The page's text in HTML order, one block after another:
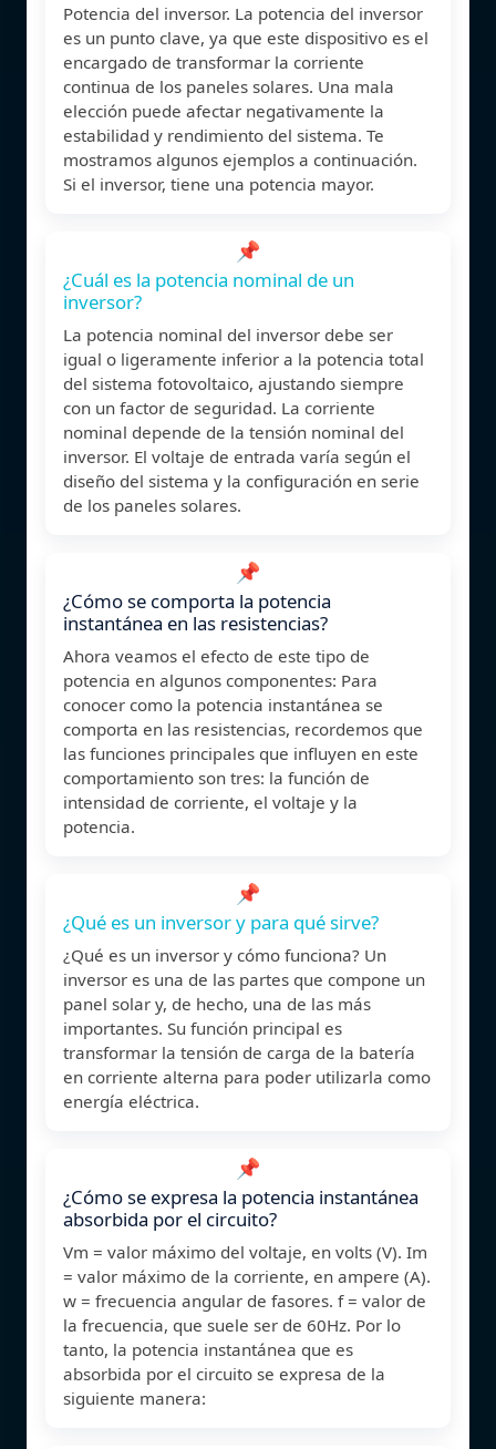
Potencia del inversor. La potencia del inversor
es un punto clave, ya que este dispositivo es el
encargado de transformar la corriente
continua de los paneles solares. Una mala
elección puede afectar negativamente la
estabilidad y rendimiento del sistema. Te
mostramos algunos ejemplos a continuación.
Si el inversor, tiene una potencia mayor.
📌
¿Cuál es la potencia nominal de un
inversor?
La potencia nominal del inversor debe ser
igual o ligeramente inferior a la potencia total
del sistema fotovoltaico, ajustando siempre
con un factor de seguridad. La corriente
nominal depende de la tensión nominal del
inversor. El voltaje de entrada varía según el
diseño del sistema y la configuración en serie
de los paneles solares.
📌
¿Cómo se comporta la potencia
instantánea en las resistencias?
Ahora veamos el efecto de este tipo de
potencia en algunos componentes: Para
conocer como la potencia instantánea se
comporta en las resistencias, recordemos que
las funciones principales que influyen en este
comportamiento son tres: la función de
intensidad de corriente, el voltaje y la
potencia.
📌
¿Qué es un inversor y para qué sirve?
¿Qué es un inversor y cómo funciona? Un
inversor es una de las partes que compone un
panel solar y, de hecho, una de las más
importantes. Su función principal es
transformar la tensión de carga de la batería
en corriente alterna para poder utilizarla como
energía eléctrica.
📌
¿Cómo se expresa la potencia instantánea
absorbida por el circuito?
Vm = valor máximo del voltaje, en volts (V). Im
= valor máximo de la corriente, en ampere (A).
w = frecuencia angular de fasores. f = valor de
la frecuencia, que suele ser de 60Hz. Por lo
tanto, la potencia instantánea que es
absorbida por el circuito se expresa de la
siguiente manera: